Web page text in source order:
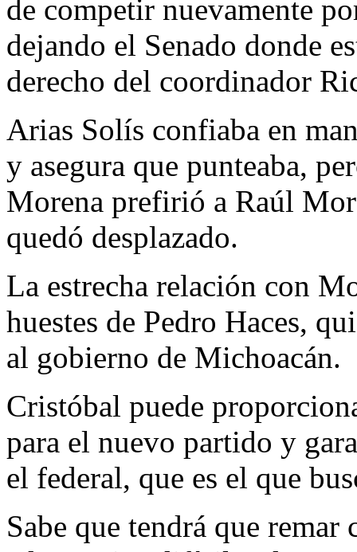
de competir nuevamente
dejando el Senado donde
derecho del coordinador
Arias Solís confiaba en
y asegura que punteaba,
Morena prefirió a Raúl
quedó desplazado.
La estrecha relación con
huestes de Pedro Haces,
al gobierno de Michoacán.
Cristóbal puede
para el nuevo partido y
el federal, que es el que
Sabe que tendrá que